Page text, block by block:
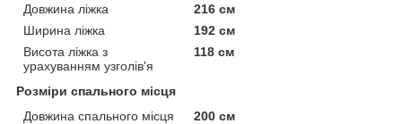
Довжина ліжка
216 см
Ширина ліжка
192 см
Висота ліжка з
урахуванням узголів'я
118 см
Розміри спального місця
Довжина спального місця
200 см